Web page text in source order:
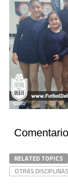
RELATED TOPICS
OTRAS DISCIPLINAS